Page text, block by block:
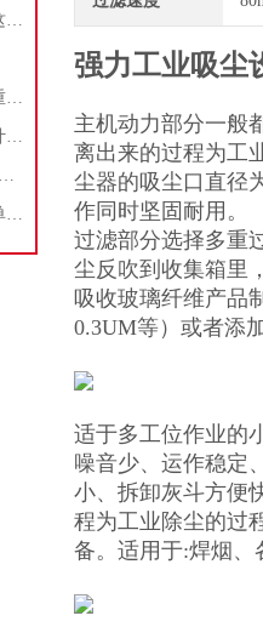
要想使用好磨床粉尘集尘机，这些条件可不能少
锂电池粉尘除尘器更换布袋的重要性与方法
石墨粉尘除尘器处理风量的设计，你了解多少
减少工业车间吸尘机噪音的5种方法
脉冲反吹集尘机常用易损件清单与更换周期建议
强力工业吸尘
主机动力部分一般
离出来的过程为工
尘器的吸尘口直径
作同时坚固耐用。
过滤部分选择多重
尘反吹到收集箱里
吸收玻璃纤维产品
0.3UM等）或者添
适于多工位作业的
噪音少、运作稳定
小、拆卸灰斗方便
程为工业除尘的过
备。适用于:焊烟、